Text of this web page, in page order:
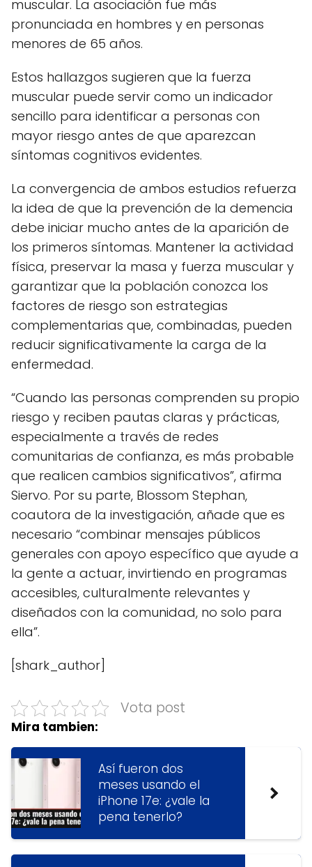
muscular. La asociación fue más
pronunciada en hombres y en personas
menores de 65 años.
Estos hallazgos sugieren que la fuerza
muscular puede servir como un indicador
sencillo para identificar a personas con
mayor riesgo antes de que aparezcan
síntomas cognitivos evidentes.
La convergencia de ambos estudios refuerza
la idea de que la prevención de la demencia
debe iniciar mucho antes de la aparición de
los primeros síntomas. Mantener la actividad
física, preservar la masa y fuerza muscular y
garantizar que la población conozca los
factores de riesgo son estrategias
complementarias que, combinadas, pueden
reducir significativamente la carga de la
enfermedad.
“Cuando las personas comprenden su propio
riesgo y reciben pautas claras y prácticas,
especialmente a través de redes
comunitarias de confianza, es más probable
que realicen cambios significativos”, afirma
Siervo. Por su parte, Blossom Stephan,
coautora de la investigación, añade que es
necesario “combinar mensajes públicos
generales con apoyo específico que ayude a
la gente a actuar, invirtiendo en programas
accesibles, culturalmente relevantes y
diseñados con la comunidad, no solo para
ella”.
[shark_author]
Vota post
Mira tambien:
Así fueron dos
meses usando el
iPhone 17e: ¿vale la
pena tenerlo?